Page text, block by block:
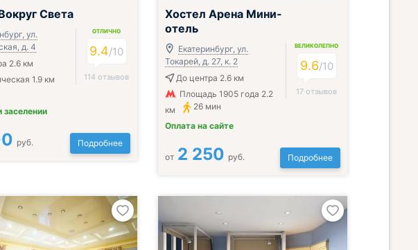
Света
ул.
д. 4
2.6 км
1.9 км
заселении
ОТЛИЧНО
9.4/10
114 отзывов
руб. Подробнее
Хостел Арена Мини-
отель
Екатеринбург, ул.
Токарей, д. 27, к. 2
До центра 2.6 км
Площадь 1905 года 2.2
км
26 мин
Оплата на сайте
ВЕЛИКОЛЕПНО
9.6/10
17 отзывов
от 2 250 руб. Подробнее